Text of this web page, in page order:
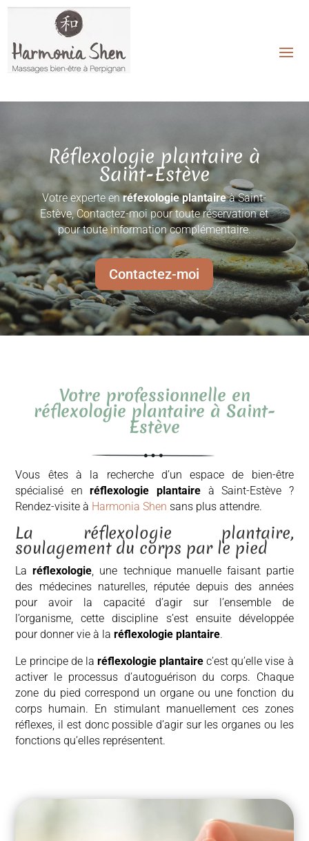
Réflexologie plantaire à
Saint-Estève
Votre experte enréfexologie plantaireà Saint-
Estève, Contactez-moi pour toute réservation et
pour toute information complémentaire.
Contactez-moi
Votre professionnelle en
réflexologie plantaire à Saint-
Estève
Vous êtes à la recherche d’un espace de bien-être
spécialisé enréflexologie plantaire à Saint-Estève ?
Rendez-visite à Harmonia Shen sans plus attendre.
La réflexologie plantaire,
soulagement du corps par le pied
Laréflexologie , une technique manuelle faisant partie
des médecines naturelles, réputée depuis des années
pour avoir la capacité d’agir sur l’ensemble de
l’organisme, cette discipline s’est ensuite développée
pour donner vie à laréflexologie plantaire.
Le principe de la réflexologie plantaire c’est qu’ellevise à
activer le processus d’autoguérison du corps.
Chaque
zone du pied correspond un organe ou une fonction du
corps humain.
En stimulant manuellement ces zones
réflexes, il est donc possible d’agir sur les organes ou les
fonctions qu’elles représentent.